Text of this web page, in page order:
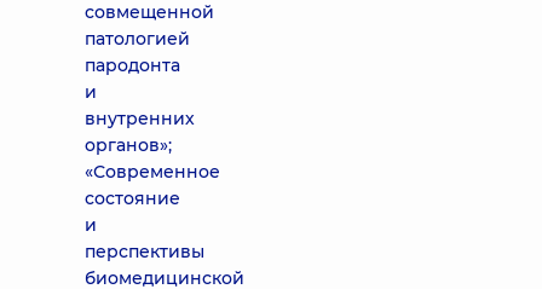
совмещенной
патологией
пародонта
и
внутренних
органов»;
«Современное
состояние
и
перспективы
биомедицинской